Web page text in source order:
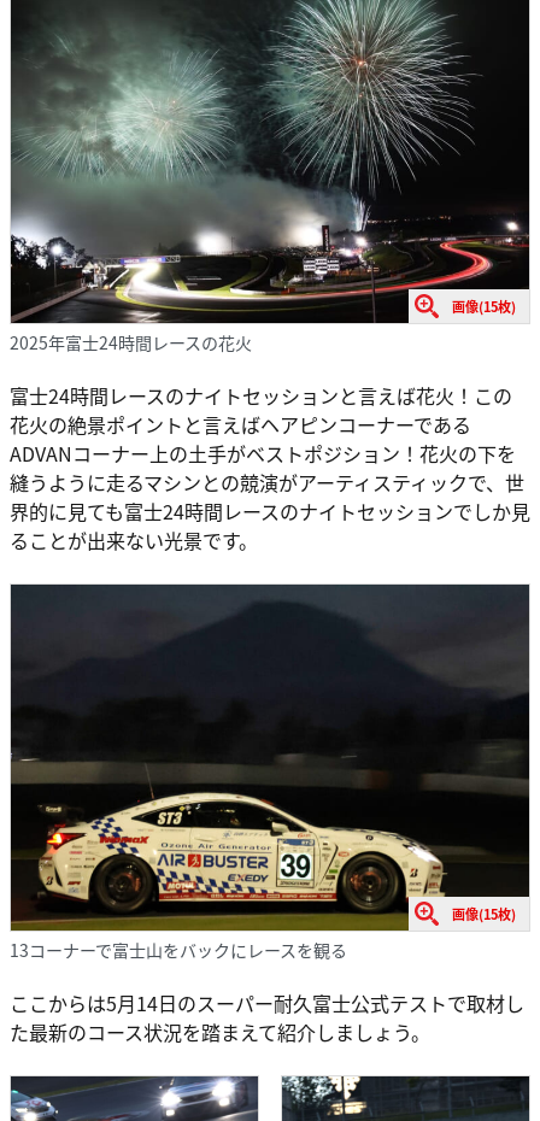
画像(15枚)
2025年富士24時間レースの花火
富士24時間レースのナイトセッションと言えば花火！この
花火の絶景ポイントと言えばヘアピンコーナーである
ADVANコーナー上の土手がベストポジション！花火の下を
縫うように走るマシンとの競演がアーティスティックで、世
界的に見ても富士24時間レースのナイトセッションでしか見
ることが出来ない光景です。
画像(15枚)
13コーナーで富士山をバックにレースを観る
ここからは5月14日のスーパー耐久富士公式テストで取材し
た最新のコース状況を踏まえて紹介しましょう。